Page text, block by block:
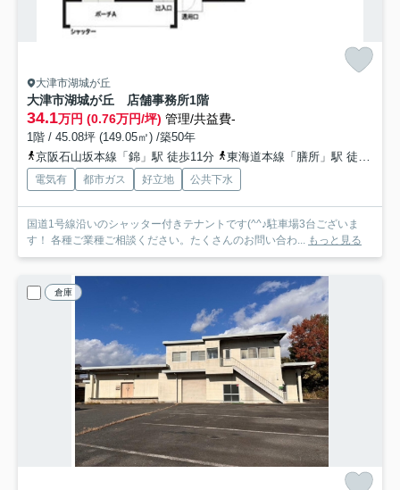
大津市湖城が丘
大津市湖城が丘 店舗事務所1階
34.1万円 (0.76万円/坪) 管理/共益費-
1階 / 45.08坪 (149.05㎡) /築50年
京阪石山坂本線「錦」駅 徒歩11分
東海道本線「膳所」駅 徒歩6分
電気有 都市ガス 好立地 公共下水
国道1号線沿いのシャッター付きテナントです(^^♪駐車場3台ございま
す！ 各種ご業種ご相談ください。たくさんのお問い合わ... もっと見る
倉庫